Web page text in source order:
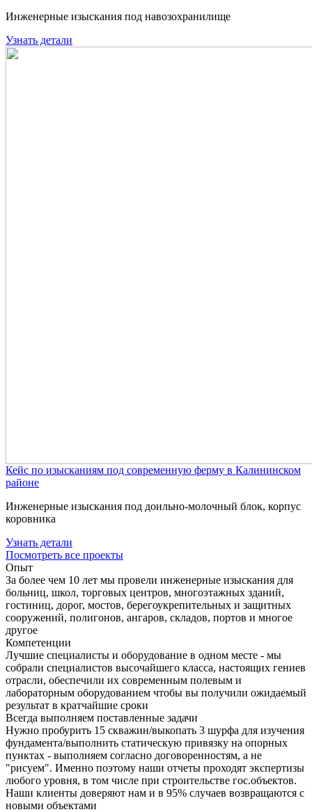
Инженерные изыскания под навозохранилище
Узнать детали
Кейс по изысканиям под современную ферму в Калининском
районе
Инженерные изыскания под доильно-молочный блок, корпус
коровника
Узнать детали
Посмотреть все проекты
Опыт
За более чем 10 лет мы провели инженерные изыскания для
больниц, школ, торговых центров, многоэтажных зданий,
гостиниц, дорог, мостов, берегоукрепительных и защитных
сооружений, полигонов, ангаров, складов, портов и многое
другое
Компетенции
Лучшие специалисты и оборудование в одном месте - мы
собрали специалистов высочайшего класса, настоящих гениев
отрасли, обеспечили их современным полевым и
лабораторным оборудованием чтобы вы получили ожидаемый
результат в кратчайшие сроки
Всегда выполняем поставленные задачи
Нужно пробурить 15 скважин/выкопать 3 шурфа для изучения
фундамента/выполнить статическую привязку на опорных
пунктах - выполняем согласно договоренностям, а не
"рисуем". Именно поэтому наши отчеты проходят экспертизы
любого уровня, в том числе при строительстве гос.объектов.
Наши клиенты доверяют нам и в 95% случаев возвращаются с
новыми объектами